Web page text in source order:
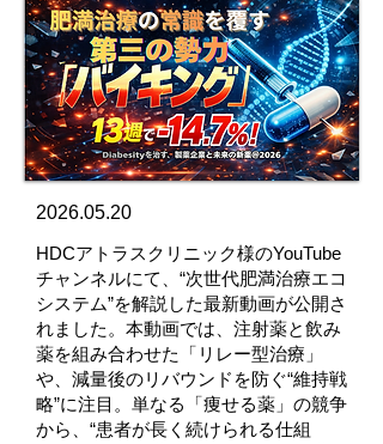
2026.05.20
HDCアトラスクリニック様のYouTube
チャンネルにて、“次世代肥満治療エコ
システム”を解説した最新動画が公開さ
れました。本動画では、注射薬と飲み
薬を組み合わせた「リレー型治療」
や、減量後のリバウンドを防ぐ“維持戦
略”に注目。単なる「痩せる薬」の競争
から、“患者が長く続けられる仕組